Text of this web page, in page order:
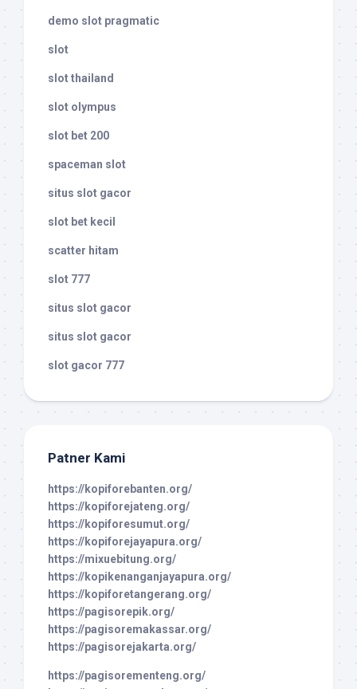
demo slot pragmatic
slot
slot thailand
slot olympus
slot bet 200
spaceman slot
situs slot gacor
slot bet kecil
scatter hitam
slot 777
situs slot gacor
situs slot gacor
slot gacor 777
Patner Kami
https://kopiforebanten.org/
https://kopiforejateng.org/
https://kopiforesumut.org/
https://kopiforejayapura.org/
https://mixuebitung.org/
https://kopikenanganjayapura.org/
https://kopiforetangerang.org/
https://pagisorepik.org/
https://pagisoremakassar.org/
https://pagisorejakarta.org/
https://pagisorementeng.org/